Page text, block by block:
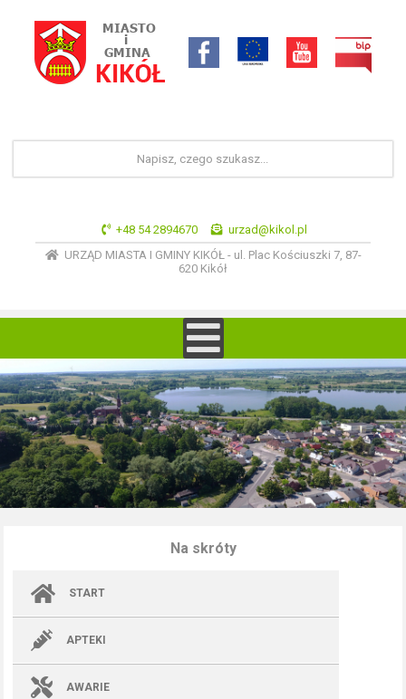
+48 54 2894670
urzad@kikol.pl
URZĄD MIASTA I GMINY KIKÓŁ - ul. Plac Kościuszki 7, 87-
620 Kikół
Na skróty
START
APTEKI
AWARIE